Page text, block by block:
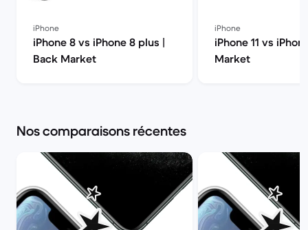
iPhone
iPhone 8 vs iPhone 8 plus |
Back Market
iPhone
iPhone 11 vs
Market
Nos comparaisons récentes